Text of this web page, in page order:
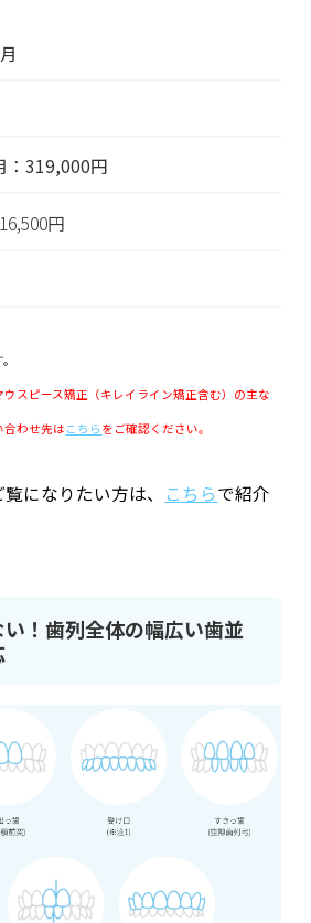
：319,000円
円
スピース矯正（キレイライン矯正含む）の主な
合わせ先は こちら をご確認ください。
になりたい方は、 こちらで紹介
！歯列全体の幅広い歯並